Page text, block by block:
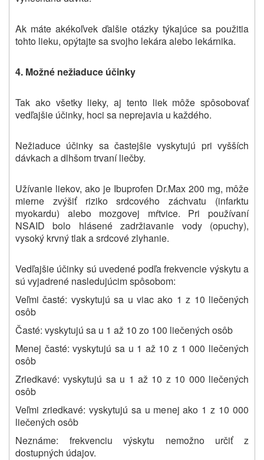
Ak máte akékoľvek ďalšie otázky týkajúce sa použitia
tohto lieku, opýtajte sa svojho lekára alebo lekárnika.
4. Možné nežiaduce účinky
Tak ako všetky lieky, aj tento liek môže spôsobovať
vedľajšie účinky, hoci sa neprejavia u každého.
Nežiaduce účinky sa častejšie vyskytujú pri vyšších
dávkach a dlhšom trvaní liečby.
Užívanie liekov, ako je Ibuprofen Dr.Max 200 mg, môže
mierne zvýšiť riziko srdcového záchvatu (infarktu
myokardu) alebo mozgovej mŕtvice. Pri používaní
NSAID bolo hlásené zadržiavanie vody (opuchy),
vysoký krvný tlak a srdcové zlyhanie.
Vedľajšie účinky sú uvedené podľa frekvencie výskytu a
sú vyjadrené nasledujúcim spôsobom:
Veľmi časté: vyskytujú sa u viac ako 1 z 10 liečených
osôb
Časté: vyskytujú sa u 1 až 10 zo 100 liečených osôb
Menej časté: vyskytujú sa u 1 až 10 z 1 000 liečených
osôb
Zriedkavé: vyskytujú sa u 1 až 10 z 10 000 liečených
osôb
Veľmi zriedkavé: vyskytujú sa u menej ako 1 z 10 000
liečených osôb
Neznáme: frekvenciu výskytu nemožno určiť z
dostupných údajov.